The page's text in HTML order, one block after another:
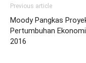
Previous article
Moody Pangkas
Pertumbuhan
2016